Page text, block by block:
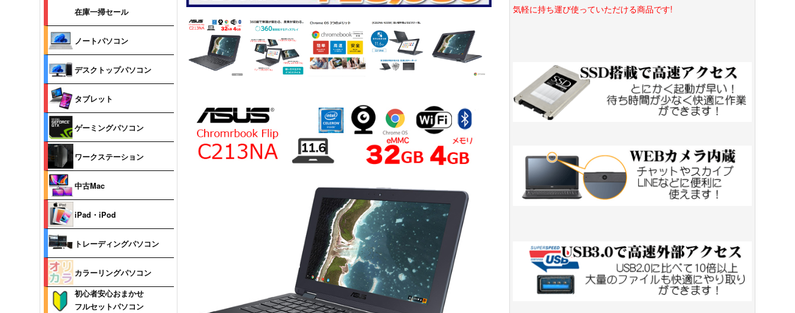
気軽に持ち運び使っていただける商品です!
在庫一掃セール
ノートパソコン
デスクトップパソコン
タブレット
ゲーミングパソコン
ワークステーション
中古Mac
iPad・iPod
トレーディングパソコン
カラーリングパソコン
初心者安心おまかせ
フルセットパソコン